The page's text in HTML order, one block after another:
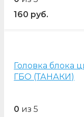
160 руб.
Головка блока
ГБО (ТАНАКИ)
0 из 5